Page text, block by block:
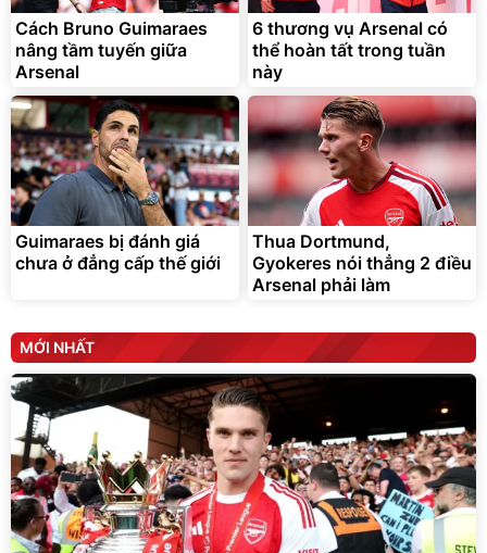
Cách Bruno Guimaraes
nâng tầm tuyến giữa
Arsenal
6 thương vụ Arsenal có
thể hoàn tất trong tuần
này
Guimaraes bị đánh giá
chưa ở đẳng cấp thế giới
Thua Dortmund,
Gyokeres nói thẳng 2 điều
Arsenal phải làm
MỚI NHẤT